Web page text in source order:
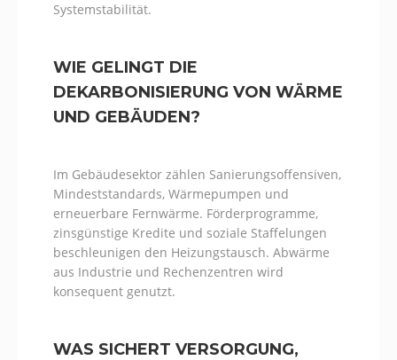
Systemstabilität.
WIE GELINGT DIE
DEKARBONISIERUNG VON WÄRME
UND GEBÄUDEN?
Im Gebäudesektor zählen Sanierungsoffensiven,
Mindeststandards, Wärmepumpen und
erneuerbare Fernwärme. Förderprogramme,
zinsgünstige Kredite und soziale Staffelungen
beschleunigen den Heizungstausch. Abwärme
aus Industrie und Rechenzentren wird
konsequent genutzt.
WAS SICHERT VERSORGUNG,